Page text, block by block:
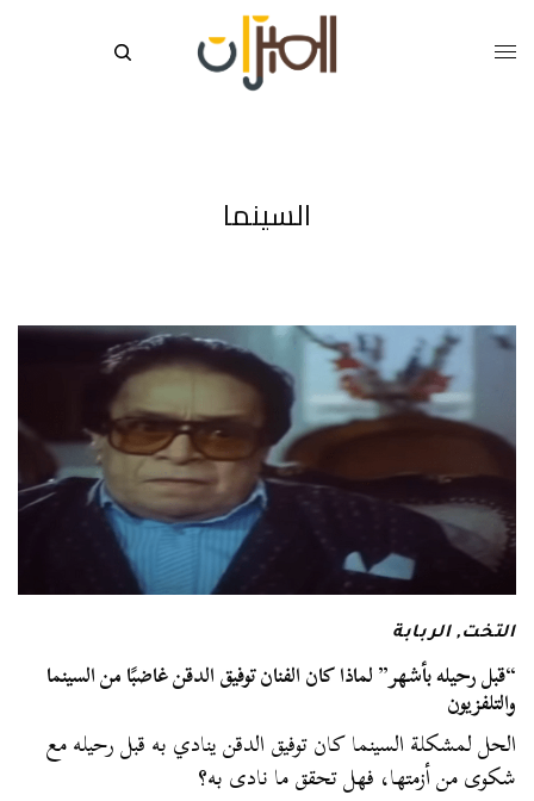
السينما
التخت,الربابة
“قبل رحيله بأشهر” لماذا كان الفنان توفيق الدقن غاضبًا من السينما
والتلفزيون
الحل لمشكلة السينما كان توفيق الدقن ينادي به قبل رحيله مع
شكوى من أزمتها، فهل تحقق ما نادى به؟